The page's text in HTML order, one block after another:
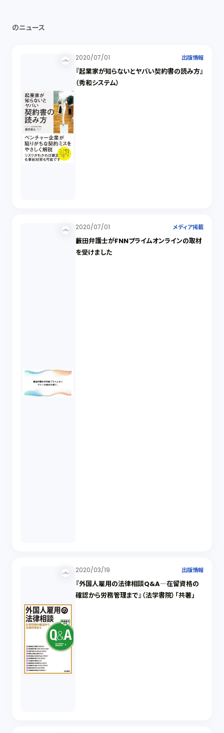
のニュース
2020/07/01 出版情報
『起業家が知らないとヤバい契約書の読み方』
（秀和システム）
2020/07/01 メディア掲載
藪田弁護士がFNNプライムオンラインの取材
を受けました
2020/03/19 出版情報
『外国人雇用の法律相談Q&A―在留資格の
確認から労務管理まで』（法学書院）「共著」